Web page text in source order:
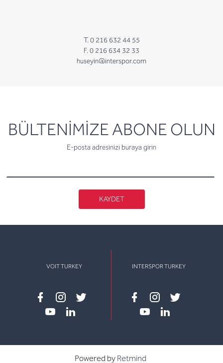
T. 0 216 632 44 55
F. 0 216 634 32 33
huseyin@interspor.com
BÜLTENİMİZE ABONE OLUN
E-posta adresinizi buraya girin
newsletter
KAYDET
VOIT TURKEY
Facebook
instagram
twitter
INTERSPOR TURKEY
Facebook
instagram
twitter
Powered by Retmind